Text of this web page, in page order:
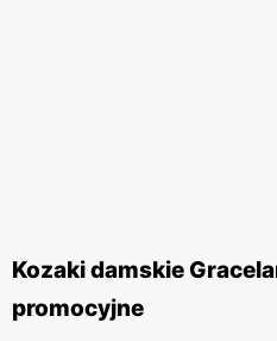
Kozaki damskie
promocyjne